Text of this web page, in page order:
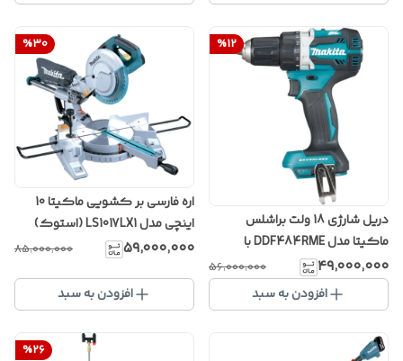
%12
دریل شارژی 18 ولت براشلس
ماکیتا مدل DDF484RME با
گارانتی 12 ماهه
۴۹٬۰۰۰٬۰۰۰ ۵۶٬۰۰۰٬۰۰۰
افزودن به سبد
%30
اره فارسی بر کشویی ماکیتا 10
اینچی مدل LS1017LX1 (استوک)
۵۹٬۰۰۰٬۰۰۰ ۸۵٬۰۰۰٬۰۰۰
افزودن به سبد
%26